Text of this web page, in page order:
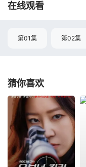
在线观看
第01集 第02集
猜你喜欢